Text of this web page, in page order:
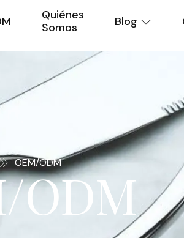
Quiénes
Somos
Blog
OEM/ODM
ODM